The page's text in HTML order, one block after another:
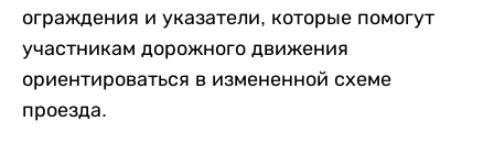
ограждения и указатели, которые помогут
участникам дорожного движения
ориентироваться в измененной схеме
проезда.